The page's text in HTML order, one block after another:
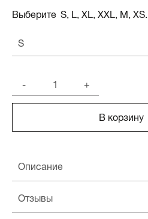
Выберите S, L, XL, XXL, M, XS.
S
-
+
В корзину
Описание
Отзывы